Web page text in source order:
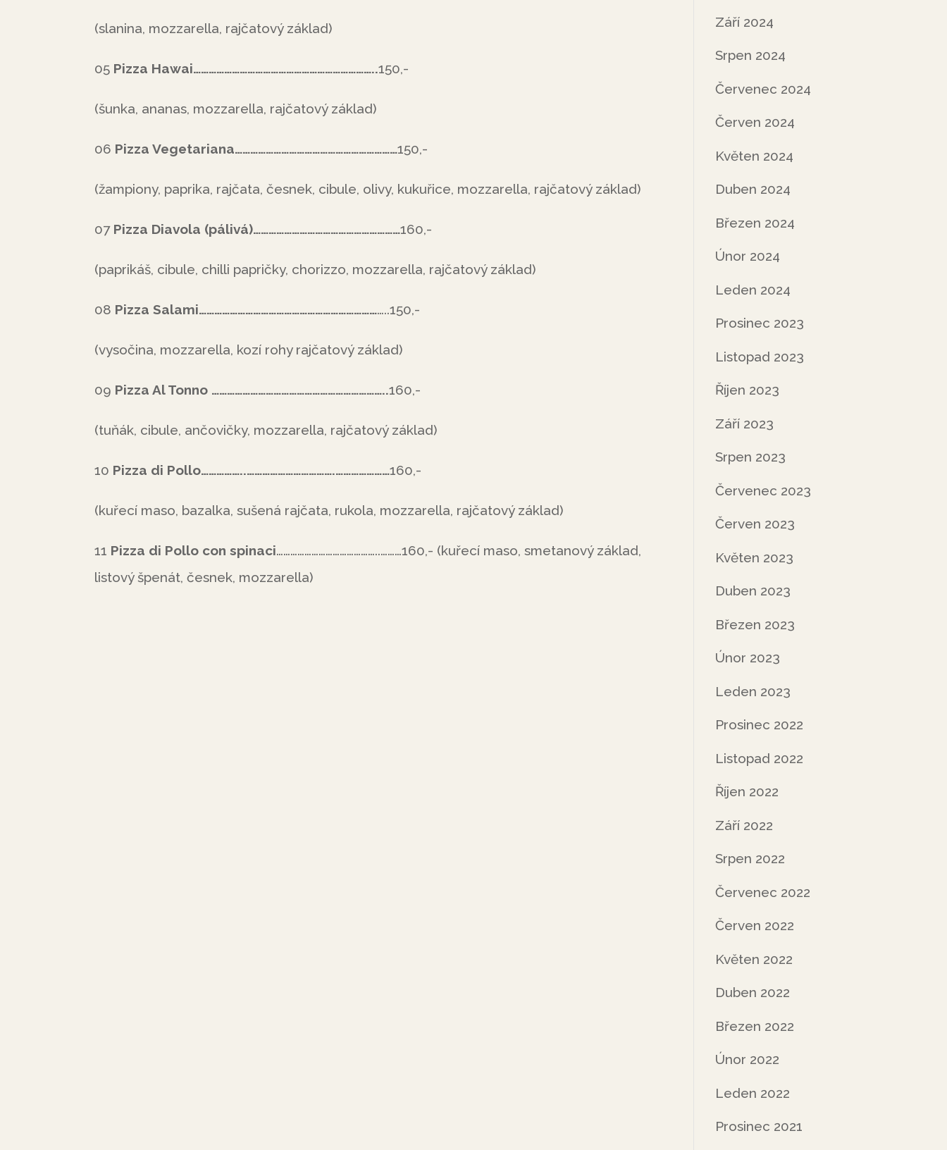
(slanina, mozzarella, rajčatový základ)
05 Pizza Hawai……………………………………………………………..150,-
(šunka, ananas, mozzarella, rajčatový základ)
06 Pizza Vegetariana………………………………………………………150,-
(žampiony, paprika, rajčata, česnek, cibule, olivy, kukuřice, mozzarella, rajčatový základ)
07 Pizza Diavola (pálivá)…………………………………………………160,-
(paprikáš, cibule, chilli papričky, chorizzo, mozzarella, rajčatový základ)
08 Pizza Salami………………………………………………………………..150,-
(vysočina, mozzarella, kozí rohy rajčatový základ)
09 Pizza Al Tonno …………………………………………………………..160,-
(tuňák, cibule, ančovičky, mozzarella, rajčatový základ)
10 Pizza di Pollo……………..…………………………….…………………160,-
(kuřecí maso, bazalka, sušená rajčata, rukola, mozzarella, rajčatový základ)
11 Pizza di Pollo con spinaci……………………………………..………160,- (kuřecí maso, smetanový základ,
listový špenát, česnek, mozzarella)
Září 2024
Srpen 2024
Červenec 2024
Červen 2024
Květen 2024
Duben 2024
Březen 2024
Únor 2024
Leden 2024
Prosinec 2023
Listopad 2023
Říjen 2023
Září 2023
Srpen 2023
Červenec 2023
Červen 2023
Květen 2023
Duben 2023
Březen 2023
Únor 2023
Leden 2023
Prosinec 2022
Listopad 2022
Říjen 2022
Září 2022
Srpen 2022
Červenec 2022
Červen 2022
Květen 2022
Duben 2022
Březen 2022
Únor 2022
Leden 2022
Prosinec 2021